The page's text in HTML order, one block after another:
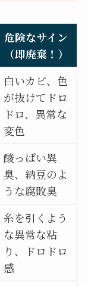
危険なサイン
（即廃棄！）
白いカビ、色
が抜けてドロ
ドロ、異常な
変色
酸っぱい異
臭、納豆のよ
うな腐敗臭
糸を引くよう
な異常な粘
り、ドロドロ
感